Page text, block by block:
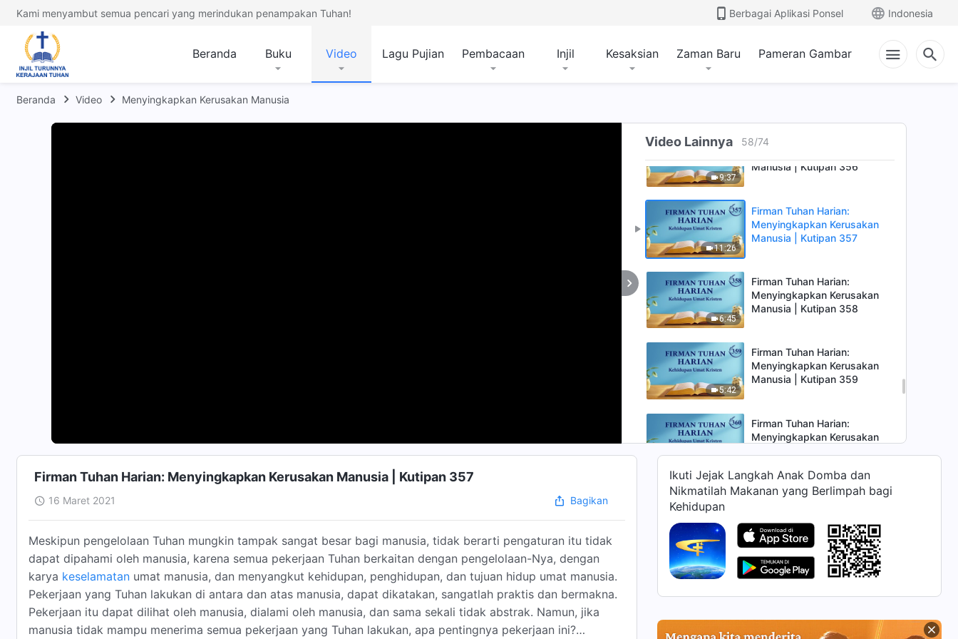
Kami menyambut semua pencari yang merindukan penampakan Tuhan! Berbagai Aplikasi Ponsel Indonesia
Beranda Buku Video Lagu Pujian Pembacaan Injil Kesaksian Zaman Baru Pameran Gambar
Beranda Video Menyingkapkan Kerusakan Manusia
Video Lainnya 58/74
Menyingkapkan Kerusakan
9:37
Firman Tuhan Harian:
Manusia | Kutipan 356
11:26
Firman Tuhan Harian:
Menyingkapkan Kerusakan
Manusia | Kutipan 357
6:45
Firman Tuhan Harian:
Menyingkapkan Kerusakan
Manusia | Kutipan 358
5:42
Firman Tuhan Harian:
Menyingkapkan Kerusakan
Manusia | Kutipan 359
Firman Tuhan Harian:
Menyingkapkan Kerusakan
6:58
Firman Tuhan Harian:
Manusia | Kutipan 361
Firman Tuhan Harian:
Menyingkapkan Kerusakan
Firman Tuhan Harian:
Firman Tuhan Harian: Menyingkapkan Kerusakan Manusia | Kutipan 357
16 Maret 2021 Bagikan
Meskipun pengelolaan Tuhan mungkin tampak sangat besar bagi manusia, tidak berarti pengaturan itu tidak
dapat dipahami oleh manusia, karena semua pekerjaan Tuhan berkaitan dengan pengelolaan-Nya, dengan
karya keselamatan umat manusia, dan menyangkut kehidupan, penghidupan, dan tujuan hidup umat manusia.
Pekerjaan yang Tuhan lakukan di antara dan atas manusia, dapat dikatakan, sangatlah praktis dan bermakna.
Pekerjaan itu dapat dilihat oleh manusia, dialami oleh manusia, dan sama sekali tidak abstrak. Namun, jika
manusia tidak mampu menerima semua pekerjaan yang Tuhan lakukan, apa pentingnya pekerjaan ini?
Ikuti Jejak Langkah Anak Domba dan
Nikmatilah Makanan yang Berlimpah bagi
Kehidupan